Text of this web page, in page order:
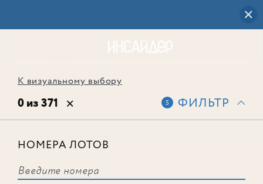
К визуальному выбору
0 из 371 5 ФИЛЬТР
НОМЕРА ЛОТОВ
соответствует ни одного лота